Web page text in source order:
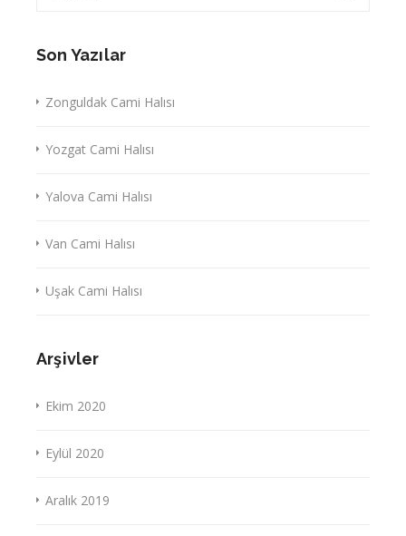
Son Yazılar
Zonguldak Cami Halısı
Yozgat Cami Halısı
Yalova Cami Halısı
Van Cami Halısı
Uşak Cami Halısı
Arşivler
Ekim 2020
Eylül 2020
Aralık 2019